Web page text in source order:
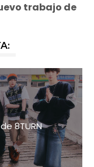
trabajo de
8TURN